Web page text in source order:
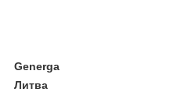
Generga
Литва